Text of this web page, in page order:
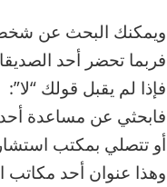
ويمكنك البحث عن
فربما تحضر أحد
فإذا لم يقبل قولك “لا”:
فابحثي عن مساعدة أحد
أو تتصلي بمكتب
وهذا عنوان أحد مكاتب